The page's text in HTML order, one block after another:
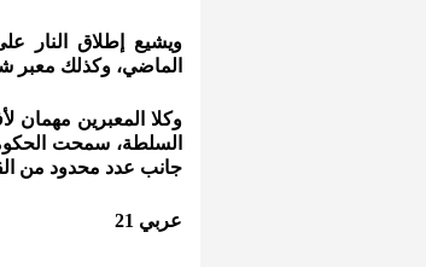
ويشيع إطلاق النار
الماضي، وكذلك معبر
وكلا المعبرين مهمان
السلطة، سمحت
جانب عدد محدود من
عربي 21